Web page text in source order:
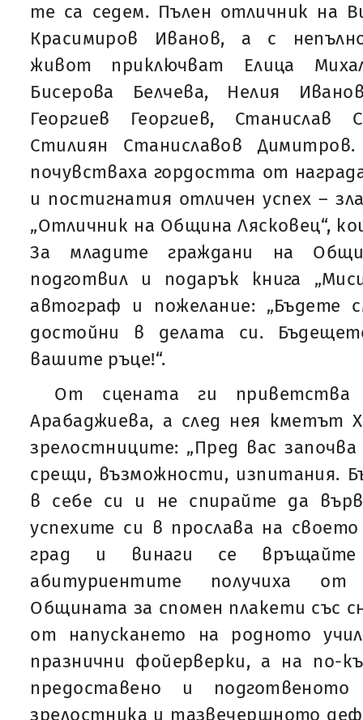
те са седем. Пълен отличник на
Красимиров Иванов, а с
живот приключват Елица
Бисерова Белчева, Нелия
Георгиев Георгиев,
Стилиян Станиславов
почувстваха гордостта от
и постигнатия отличен успех –
„Отличник на Община Лясковец“,
За младите граждани на
подготвил и подарък книга
автограф и пожелание: „Бъдете
достойни в делата си.
вашите ръце!“.
От сцената ги приветства
Арабаджиева, а след нея кметът
зрелостниците: „Пред вас
срещи, възможности, изпитания.
в себе си и не спирайте да
успехите си в прослава на
град и винаги се връщайте
абитуриентите получиха
Общината за спомен плакети със
от напускането на родното
празнични фойерверки, а на по-
предоставено и
зрелостника и тазвечершното